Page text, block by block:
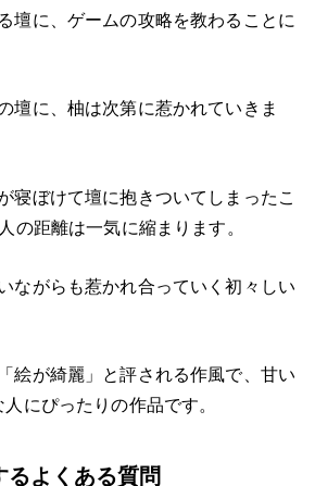
壇に、ゲームの攻略を教わることに
壇に、柚は次第に惹かれていきま
寝ぼけて壇に抱きついてしまったこ
の距離は一気に縮まります。
ながらも惹かれ合っていく初々しい
絵が綺麗」と評される作風で、甘い
にぴったりの作品です。
るよくある質問